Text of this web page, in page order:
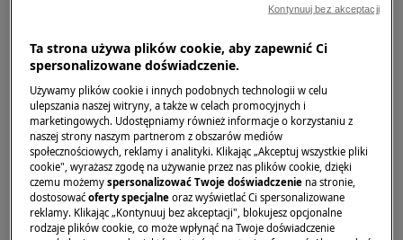
chłodziarki zacznie pojawiać się woda. Problem
ten najczęściej zauważalny jest w postaci wilgoci
lub zbierającej się wody na elementach
znajdujących się wewnątrz urządzenia.
Objawy mogą obejmować:
gromadzenie się wody na półkach
chłodziarki,
zbieranie się wody na dnie lodówki,
szczególnie pod szufladami na warzywa,
Ta strona używa plików cookie, aby zapewnić Ci
spersonalizowane doświadczenie.
Używamy plików cookie i innych podobnych technologii w celu
ulepszania naszej witryny, a także w celach promocyjnych i
marketingowych. Udostępniamy również informacje o korzystaniu z
naszej strony naszym partnerom z obszarów mediów
społecznościowych, reklamy i analityki. Klikając „Akceptuj wszystkie pliki
cookie", wyrażasz zgodę na używanie przez nas plików cookie, dzięki
czemu możemyspersonalizować Twoje doświadczenie na stronie,
dostosowaćoferty specjalne oraz wyświetlać Ci spersonalizowane
reklamy. Klikając „Kontynuuj bez akceptacji", blokujesz opcjonalne
rodzaje plików cookie, co może wpłynąć na Twoje doświadczenie
Kontynuuj bez akceptacji